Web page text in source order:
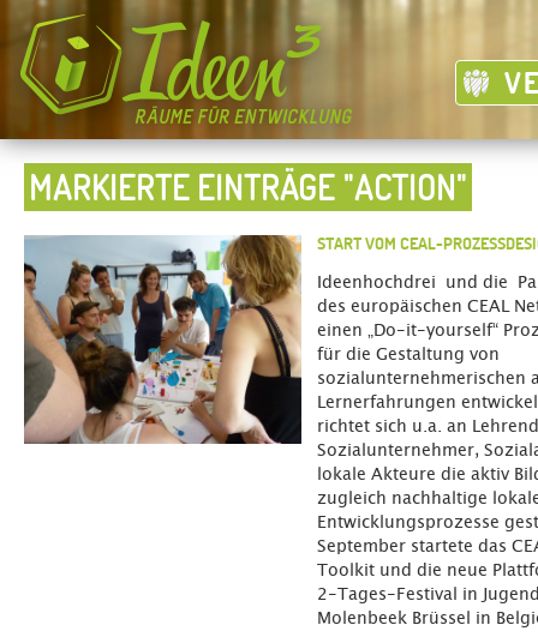
MARKIERTE EINTRÄGE "ACTION"
START VOM CEAL-
Ideenhochdrei und die
des europäischen CEAL
einen „Do-it-yourself“
für die Gestaltung von
sozialunternehmerischen
Lernerfahrungen
richtet sich u.a. an
Sozialunternehmer,
lokale Akteure die aktiv
zugleich nachhaltige
Entwicklungsprozesse
September startete das
Toolkit und die neue
2-Tages-Festival in
Molenbeek Brüssel in